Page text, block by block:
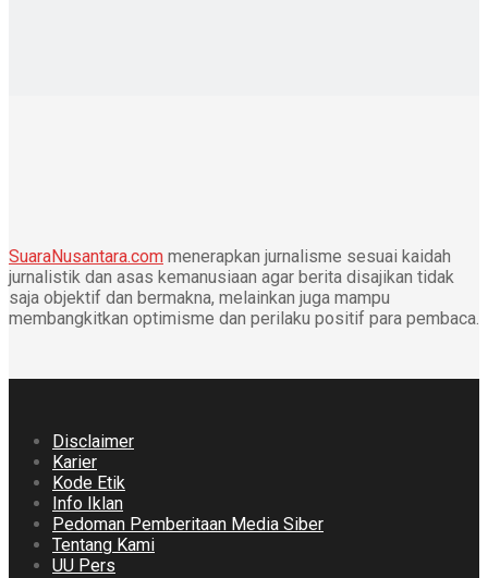
SuaraNusantara.com menerapkan jurnalisme sesuai kaidah
jurnalistik dan asas kemanusiaan agar berita disajikan tidak
saja objektif dan bermakna, melainkan juga mampu
membangkitkan optimisme dan perilaku positif para pembaca.
Disclaimer
Karier
Kode Etik
Info Iklan
Pedoman Pemberitaan Media Siber
Tentang Kami
UU Pers